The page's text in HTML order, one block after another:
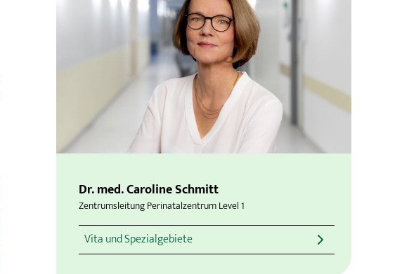
Dr. med. Caroline Schmitt
Zentrumsleitung Perinatalzentrum Level 1
Vita und Spezialgebiete